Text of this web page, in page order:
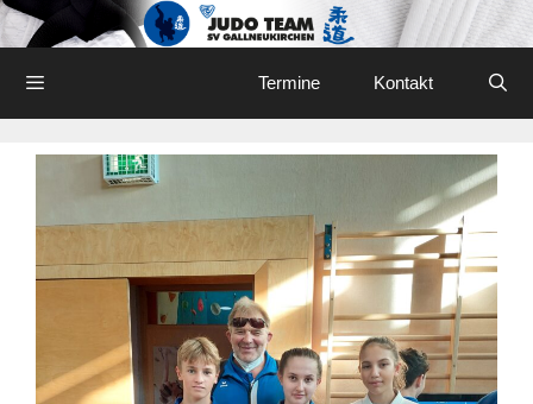
Skip
to
content
Termine Kontakt